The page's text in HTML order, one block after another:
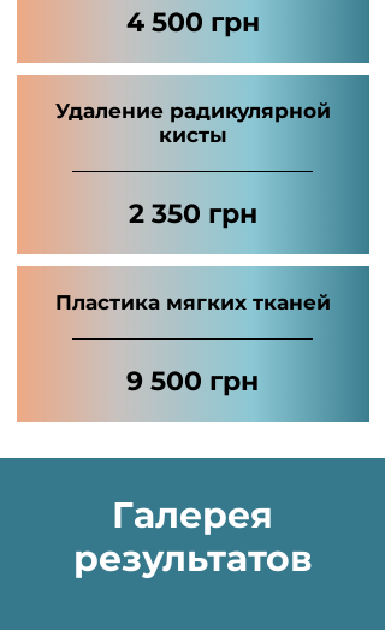
4 500 грн
Удаление радикулярной
кисты
2 350 грн
Пластика мягких тканей
9 500 грн
Галерея
результатов